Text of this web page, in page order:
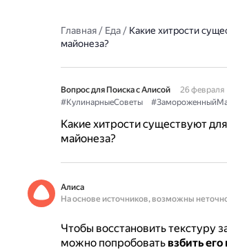
Главная/ Еда/ Какие хитрости
майонеза?
Вопрос для Поиска с Алисой
26 февраля
#КулинарныеСоветы
Какие хитрости существуют
майонеза?
Алиса
На основе источников, возможны
Чтобы восстановить текстуру
можно попробовать взбить